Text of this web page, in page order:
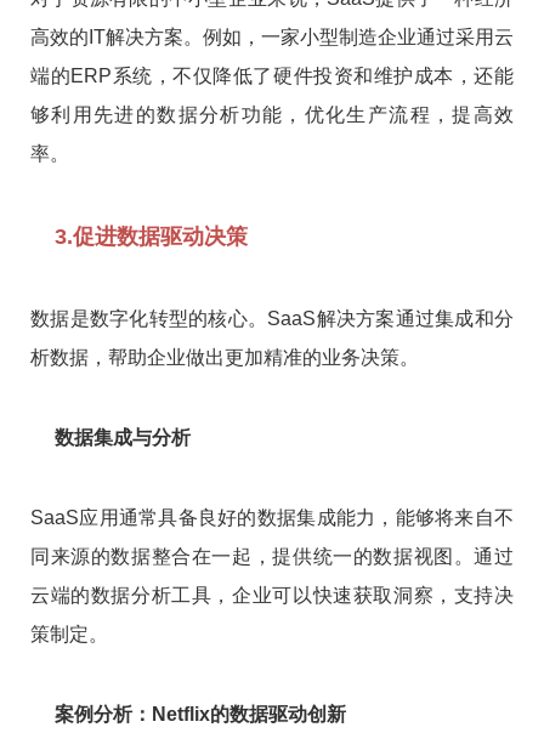
高效的IT解决方案。例如，一家小型制造企业通过采用云
端的ERP系统，不仅降低了硬件投资和维护成本，还能
够利用先进的数据分析功能，优化生产流程，提高效
率。
3.促进数据驱动决策
数据是数字化转型的核心。SaaS解决方案通过集成和分
析数据，帮助企业做出更加精准的业务决策。
数据集成与分析
SaaS应用通常具备良好的数据集成能力，能够将来自不
同来源的数据整合在一起，提供统一的数据视图。通过
云端的数据分析工具，企业可以快速获取洞察，支持决
策制定。
案例分析：Netflix的数据驱动创新